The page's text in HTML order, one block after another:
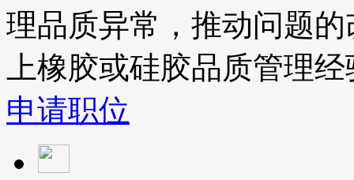
理品质异常，推动问题
上橡胶或硅胶品质管理
申请职位